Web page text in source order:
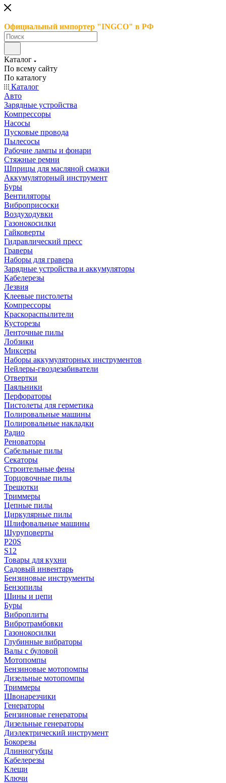
Официальный импортер "INGCO" в РФ
Каталог
По всему сайту
По каталогу
Каталог
Авто
Зарядные устройства
Компрессоры
Насосы
Пусковые провода
Пылесосы
Рабочие лампы и фонари
Стяжные ремни
Шприцы для масляной смазки
Аккумуляторный инструмент
Буры
Вентиляторы
Виброприсоски
Воздуходувки
Газонокосилки
Гайковерты
Гидравлический пресс
Граверы
Наборы для гравера
Зарядные устройства и аккумуляторы
Кабелерезы
Лезвия
Клеевые пистолеты
Компрессоры
Краскораспылители
Кусторезы
Ленточные пилы
Лобзики
Миксеры
Наборы аккумуляторных инструментов
Нейлеры-гвоздезабиватели
Отвертки
Паяльники
Перфораторы
Пистолеты для герметика
Полировальные машины
Полировальные накладки
Радио
Реноваторы
Сабельные пилы
Секаторы
Строительные фены
Торцовочные пилы
Трещотки
Триммеры
Цепные пилы
Циркулярные пилы
Шлифовальные машины
Шуруповерты
P20S
S12
Товары для кухни
Садовый инвентарь
Бензиновые инструменты
Бензопилы
Шины и цепи
Буры
Виброплиты
Вибротрамбовки
Газонокосилки
Глубинные вибраторы
Валы с буловой
Мотопомпы
Бензиновые мотопомпы
Дизельные мотопомпы
Триммеры
Швонарезчики
Генераторы
Бензиновые генераторы
Дизельные генераторы
Диэлектрический инструмент
Бокорезы
Длинногубцы
Кабелерезы
Клещи
Ключи